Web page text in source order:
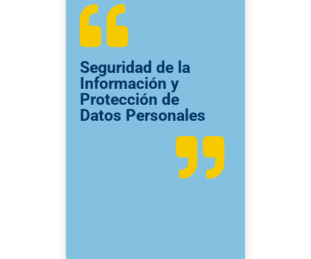

Seguridad de la
Información y
Protección de
Datos Personales
